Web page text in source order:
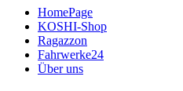
HomePage
KOSHI-Shop
Ragazzon
Fahrwerke24
Über uns